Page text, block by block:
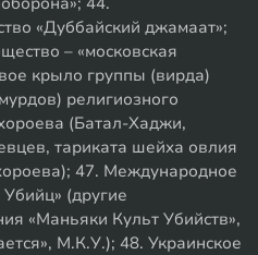
«Дуббайский джамаат»;
– «московская
крыло группы (вирда)
религиозного
(Батал-Хаджи,
тариката шейха овлия
47. Международное
(другие
«Маньяки Культ Убийств»,
М.К.У.); 48. Украинское